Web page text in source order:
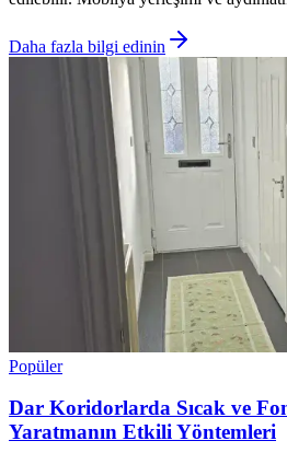
Daha fazla bilgi edinin
Popüler
Dar Koridorlarda Sıcak ve
Yaratmanın Etkili Yöntemleri